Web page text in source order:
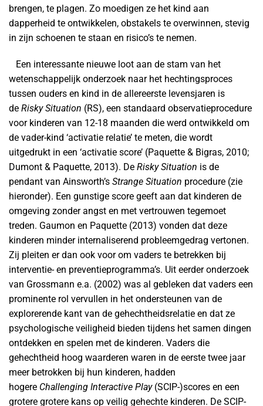
brengen, te plagen. Zo moedigen ze het kind aan
dapperheid te ontwikkelen, obstakels te overwinnen, stevig
in zijn schoenen te staan en risico’s te nemen.
Een interessante nieuwe loot aan de stam van het
wetenschappelijk onderzoek naar het hechtingsproces
tussen ouders en kind in de allereerste levensjaren is
de Risky Situation (RS), een standaard observatieprocedure
voor kinderen van 12-18 maanden die werd ontwikkeld om
de vader-kind ‘activatie relatie’ te meten, die wordt
uitgedrukt in een ‘activatie score’ (Paquette & Bigras, 2010;
Dumont & Paquette, 2013). De Risky Situation is de
pendant van Ainsworth’s Strange Situation procedure (zie
hieronder). Een gunstige score geeft aan dat kinderen de
omgeving zonder angst en met vertrouwen tegemoet
treden. Gaumon en Paquette (2013) vonden dat deze
kinderen minder internaliserend probleemgedrag vertonen.
Zij pleiten er dan ook voor om vaders te betrekken bij
interventie- en preventieprogramma’s. Uit eerder onderzoek
van Grossmann e.a. (2002) was al gebleken dat vaders een
prominente rol vervullen in het ondersteunen van de
explorerende kant van de gehechtheidsrelatie en dat ze
psychologische veiligheid bieden tijdens het samen dingen
ontdekken en spelen met de kinderen. Vaders die
gehechtheid hoog waarderen waren in de eerste twee jaar
meer betrokken bij hun kinderen, hadden
hogere Challenging Interactive Play (SCIP-)scores en een
grotere grotere kans op veilig gehechte kinderen. De SCIP-